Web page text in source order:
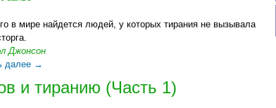
в мире найдется людей, у которых тирания не вызывала
Джонсон
далее →
и тиранию (Часть 1)